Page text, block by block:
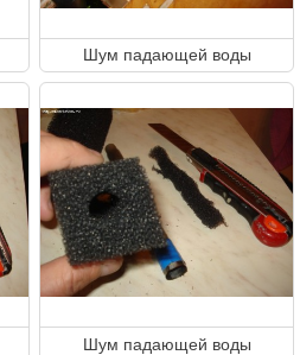
Шум падающей воды
Шум падающей воды